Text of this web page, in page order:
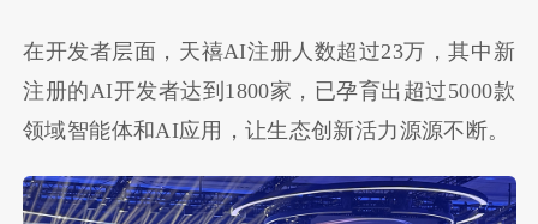
在开发者层面，天禧AI注册人数超过23万，其中新
注册的AI开发者达到1800家，已孕育出超过5000款
领域智能体和AI应用，让生态创新活力源源不断。